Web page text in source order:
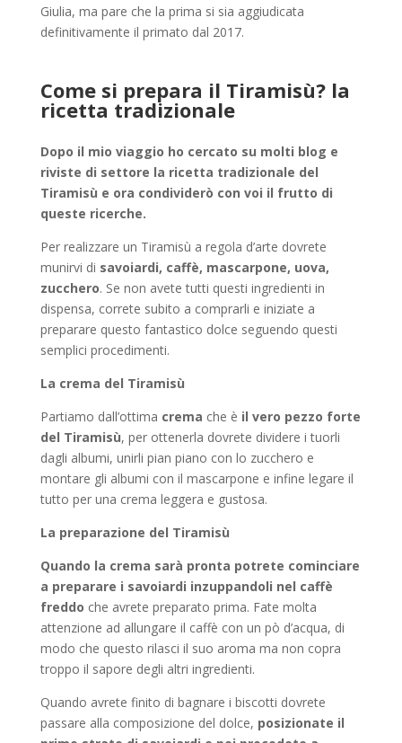
Giulia, ma pare che la prima si sia aggiudicata
definitivamente il primato dal 2017.
Come si prepara il Tiramisù? la
ricetta tradizionale
Dopo il mio viaggio ho cercato su molti blog e
riviste di settore la ricetta tradizionale del
Tiramisù e ora condividerò con voi il frutto di
queste ricerche.
Per realizzare un Tiramisù a regola d’arte dovrete
munirvi di savoiardi, caffè, mascarpone, uova,
zucchero. Se non avete tutti questi ingredienti in
dispensa, correte subito a comprarli e iniziate a
preparare questo fantastico dolce seguendo questi
semplici procedimenti.
La crema del Tiramisù
Partiamo dall’ottima crema che è il vero pezzo forte
del Tiramisù, per ottenerla dovrete dividere i tuorli
dagli albumi, unirli pian piano con lo zucchero e
montare gli albumi con il mascarpone e infine legare il
tutto per una crema leggera e gustosa.
La preparazione del Tiramisù
Quando la crema sarà pronta potrete cominciare
a preparare i savoiardi inzuppandoli nel caffè
freddo che avrete preparato prima. Fate molta
attenzione ad allungare il caffè con un pò d’acqua, di
modo che questo rilasci il suo aroma ma non copra
troppo il sapore degli altri ingredienti.
Quando avrete finito di bagnare i biscotti dovrete
passare alla composizione del dolce, posizionate il